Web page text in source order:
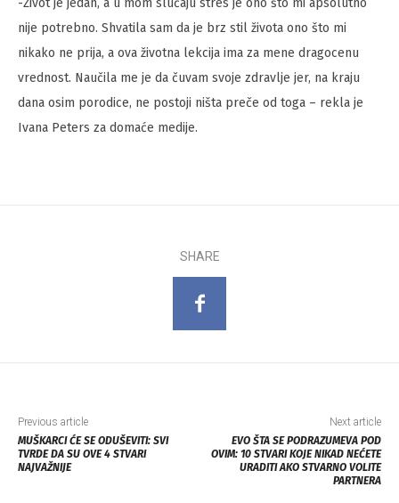
-Život je jedan, a u mom slučaju stres je ono što mi apsolutno
nije potrebno. Shvatila sam da je brz stil života ono što mi
nikako ne prija, a ova životna lekcija ima za mene dragocenu
vrednost. Naučila me je da čuvam svoje zdravlje jer, na kraju
dana osim porodice, ne postoji ništa preče od toga – rekla je
Ivana Peters za domaće medije.
SHARE
Previous article
MUŠKARCI ĆE SE ODUŠEVITI: SVI
TVRDE DA SU OVE 4 STVARI
NAJVAŽNIJE
Next article
EVO ŠTA SE PODRAZUMEVA POD
OVIM: 10 STVARI KOJE NIKAD NEĆETE
URADITI AKO STVARNO VOLITE
PARTNERA